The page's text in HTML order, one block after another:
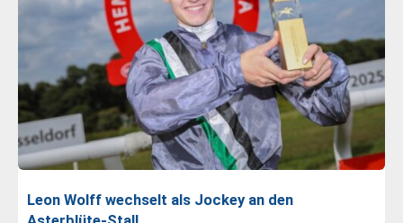
Leon Wolff wechselt als Jockey an den